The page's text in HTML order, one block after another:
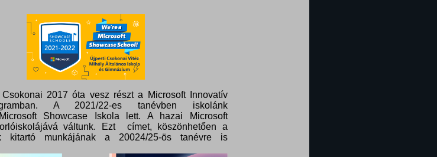
2017 óta vesz részt a Microsoft Innovatív
A 2021/22-es tanévben iskolánk
Showcase Iskola lett. A hazai Microsoft
váltunk. Ezt címet, köszönhetően a
kitartó munkájának a 20024/25-ös tanévre is